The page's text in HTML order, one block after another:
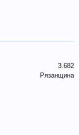
3.682
Рязанщина